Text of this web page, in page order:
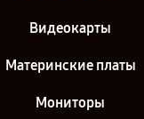
Gigabyte Aero в г.
Видеокарты
Материнские платы
Мониторы